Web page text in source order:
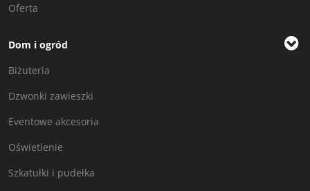
Oferta
Dom i ogród
Biżuteria
Dzwonki zawieszki
Eventowe akcesoria
Oświetlenie
Szkatułki i pudełka